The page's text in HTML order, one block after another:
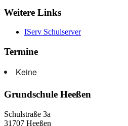
Weitere Links
IServ Schulserver
Termine
Keine
Grundschule Heeßen
Schulstraße 3a
31707 Heeßen